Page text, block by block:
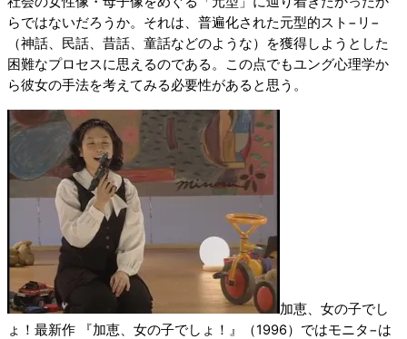
らではないだろうか。それは、普遍化された元型的スト−リ−
（神話、民話、昔話、童話などのような）を獲得しようとした
困難なプロセスに思えるのである。この点でもユング心理学か
ら彼女の手法を考えてみる必要性があると思う。
加恵、女の子でし
ょ！最新作 『加恵、女の子でしょ！』（1996）ではモニタ−は